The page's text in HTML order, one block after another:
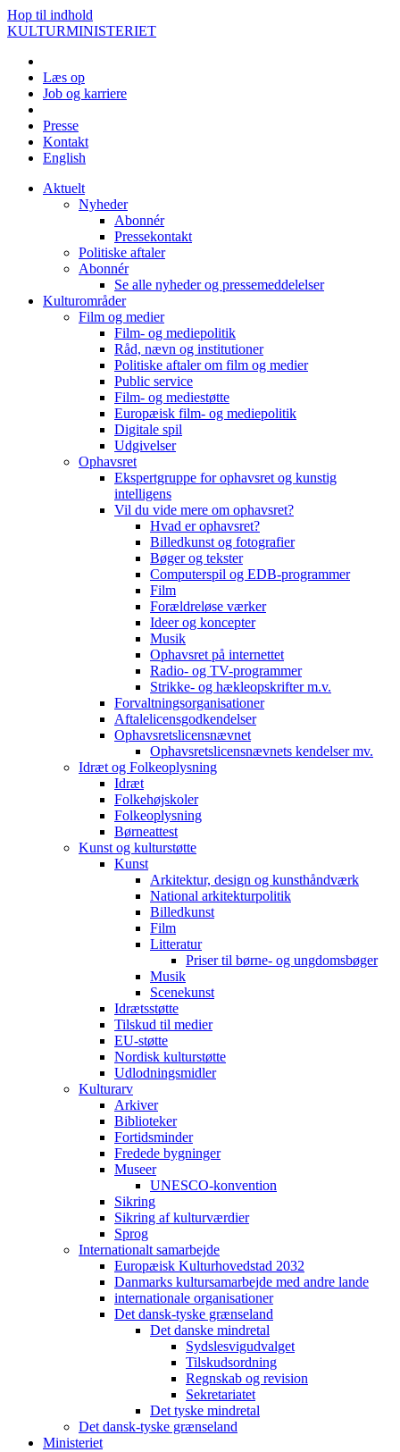
Hop til indhold
KULTURMINISTERIET
Læs op
Job og karriere
Presse
Kontakt
English
Aktuelt
Nyheder
Abonnér
Pressekontakt
Politiske aftaler
Abonnér
Se alle nyheder og pressemeddelelser
Kulturområder
Film og medier
Film- og mediepolitik
Råd, nævn og institutioner
Politiske aftaler om film og medier
Public service
Film- og mediestøtte
Europæisk film- og mediepolitik
Digitale spil
Udgivelser
Ophavsret
Ekspertgruppe for ophavsret og kunstig
intelligens
Vil du vide mere om ophavsret?
Hvad er ophavsret?
Billedkunst og fotografier
Bøger og tekster
Computerspil og EDB-programmer
Film
Forældreløse værker
Ideer og koncepter
Musik
Ophavsret på internettet
Radio- og TV-programmer
Strikke- og hækleopskrifter m.v.
Forvaltningsorganisationer
Aftalelicensgodkendelser
Ophavsretslicensnævnet
Ophavsretslicensnævnets kendelser mv.
Idræt og Folkeoplysning
Idræt
Folkehøjskoler
Folkeoplysning
Børneattest
Kunst og kulturstøtte
Kunst
Arkitektur, design og kunsthåndværk
National arkitekturpolitik
Billedkunst
Film
Litteratur
Priser til børne- og ungdomsbøger
Musik
Scenekunst
Idrætsstøtte
Tilskud til medier
EU-støtte
Nordisk kulturstøtte
Udlodningsmidler
Kulturarv
Arkiver
Biblioteker
Fortidsminder
Fredede bygninger
Museer
UNESCO-konvention
Sikring
Sikring af kulturværdier
Sprog
Internationalt samarbejde
Europæisk Kulturhovedstad 2032
Danmarks kultursamarbejde med andre lande
internationale organisationer
Det dansk-tyske grænseland
Det danske mindretal
Sydslesvigudvalget
Tilskudsordning
Regnskab og revision
Sekretariatet
Det tyske mindretal
Det dansk-tyske grænseland
Ministeriet